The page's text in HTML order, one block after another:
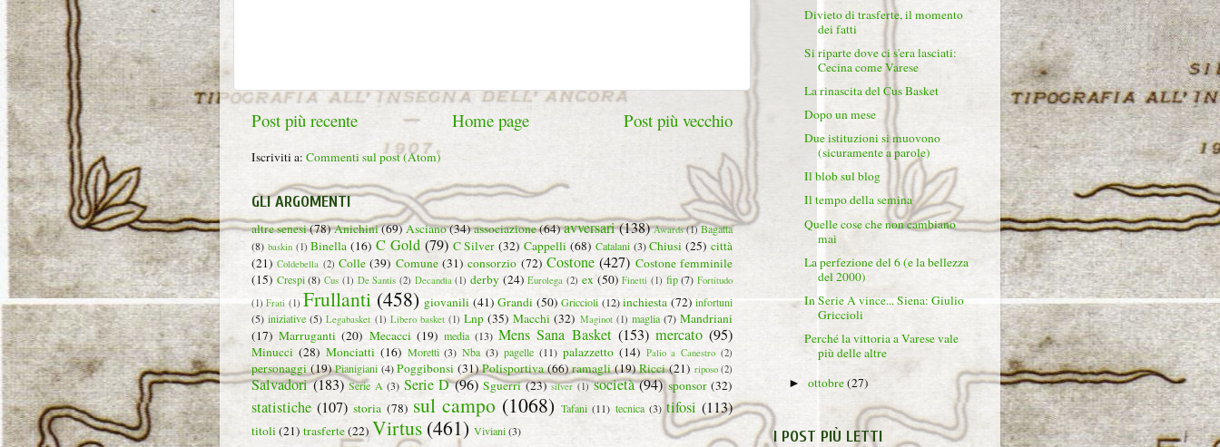
Post più recente Post più vecchio
Home page
Iscriviti a: Commenti sul post (Atom)
GLI ARGOMENTI
altre senesi(78)Anichini(69)Asciano(34)associazione(64)avversari(138) Awards (1) Bagatta
(8) baskin (1) Binella (16) C Gold (79) C Silver (32) Cappelli (68) Catalani (3) Chiusi (25) città
(21) Coldebella (2) Colle (39) Comune (31) consorzio (72) Costone (427) Costone femminile
(15) Crespi (8) Cus (1) De Santis (2) Decandia (1) derby (24) Eurolega (2) ex (50) Finetti (1) fip (7) Fortitudo
(1) Frati (1) Frullanti (458) giovanili (41) Grandi (50) Griccioli (12) inchiesta (72) infortuni
(5) iniziative (5) Legabasket (1) Libero basket (1) Lnp (35) Macchi (32) Maginot (1) maglia (7) Mandriani
(17) Marruganti (20) Mecacci (19) media (13) Mens Sana Basket (153) mercato (95)
Minucci (28) Monciatti (16) Moretti (3) Nba (3) pagelle (11) palazzetto (14) Palio a Canestro (2)
personaggi(19) Pianigiani (4) Poggibonsi (31)Polisportiva(66)ramagli(19)Ricci(21) riposo (2)
Salvadori (183) Serie A (3) Serie D (96) Sguerri (23) silver (1) società (94) sponsor (32)
statistiche (107) storia (78) sul campo (1068) Tafani (11) tecnica (3) tifosi (113)
titoli(21) trasferte(22) Virtus (461) Viviani(3)
Divieto di trasferte, il momento
dei fatti
Si riparte dove ci s'era lasciati:
Cecina come Varese
La rinascita del Cus Basket
Dopo un mese
Due istituzioni si muovono
(sicuramente a parole)
Il blob sul blog
Il tempo della semina
Quelle cose che non cambiano
mai
La perfezione del 6 (e la bellezza
del 2000)
In Serie A vince... Siena: Giulio
Griccioli
Perché la vittoria a Varese vale
più delle altre
►ottobre(27)
I POST PIÙ LETTI